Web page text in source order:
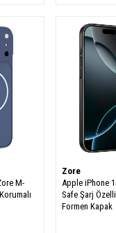
M-
Zore
Apple iPhone
Safe Şarj
Formen Kapak